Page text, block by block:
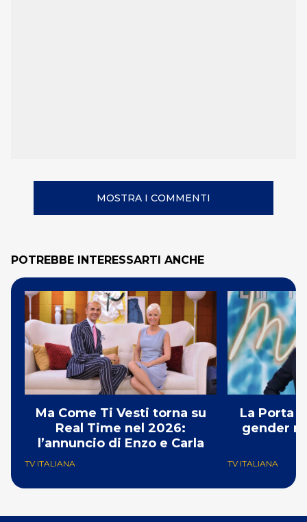
MOSTRA I COMMENTI
POTREBBE INTERESSARTI ANCHE
Ma Come Ti Vesti torna su
Real Time nel 2026:
l’annuncio di Enzo e Carla
TV ITALIANA
La Porta
gender
TV ITALIANA